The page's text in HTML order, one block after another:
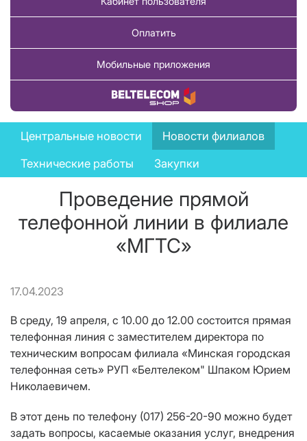
Оплатить
Мобильные приложения
Купить товар
News
menu
Центральные новости
Новости филиалов
Технические работы
Закупки
Проведение прямой
телефонной линии в филиале
«МГТС»
17.04.2023
В среду, 19 апреля, с 10.00 до 12.00 состоится прямая
телефонная линия с заместителем директора по
техническим вопросам филиала «Минская городская
телефонная сеть» РУП «Белтелеком" Шпаком Юрием
Николаевичем.
В этот день по телефону (017) 256-20-90 можно будет
задать вопросы, касаемые оказания услуг, внедрения